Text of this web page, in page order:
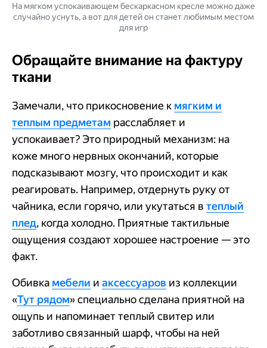
На мягком успокаивающем бескаркасном кресле можно даже
случайно уснуть, а вот для детей он станет любимым местом
для игр
Обращайте внимание на фактуру
ткани
Замечали, что прикосновение к мягким и
теплым предметам расслабляет и
успокаивает? Это природный механизм: на
коже много нервных окончаний, которые
подсказывают мозгу, что происходит и как
реагировать. Например, отдернуть руку от
чайника, если горячо, или укутаться в теплый
плед, когда холодно. Приятные тактильные
ощущения создают хорошее настроение — это
факт.
Обивка мебели и аксессуаров из коллекции
«Тут рядом» специально сделана приятной на
ощупь и напоминает теплый свитер или
заботливо связанный шарф, чтобы на ней